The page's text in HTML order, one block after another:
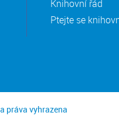
Knihovní řád
Ptejte se
práva vyhrazena